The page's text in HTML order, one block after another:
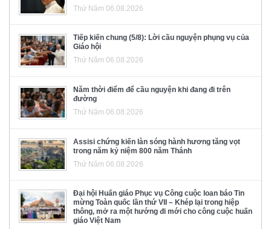
Thứ Năm 06.08.2026
Tiếp kiến chung (5/8): Lời cầu nguyện phụng vụ của
Giáo hội
Thứ Năm 06.08.2026
Năm thời điểm để cầu nguyện khi đang đi trên
đường
Thứ Năm 06.08.2026
Assisi chứng kiến làn sóng hành hương tăng vọt
trong năm kỷ niệm 800 năm Thánh
Thứ Năm 06.08.2026
Đại hội Huấn giáo Phục vụ Công cuộc loan báo Tin
mừng Toàn quốc lần thứ VII – Khép lại trong hiệp
thông, mở ra một hướng đi mới cho công cuộc huấn
giáo Việt Nam